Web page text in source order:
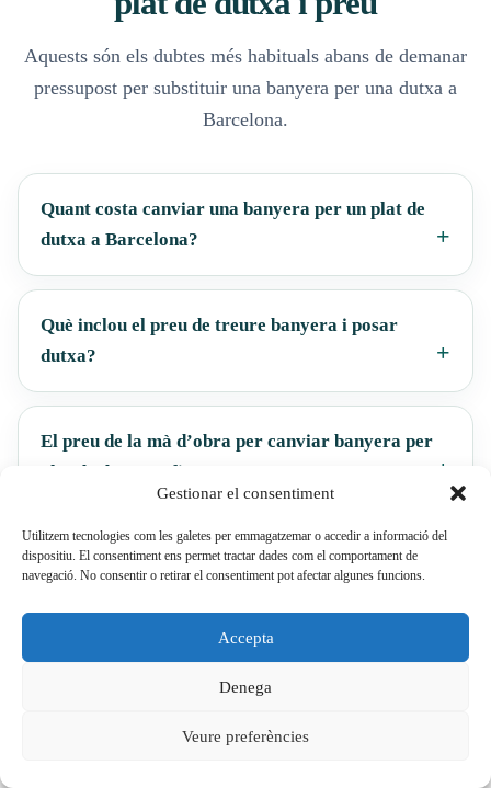
Gestionar el consentiment
Utilitzem tecnologies com les galetes per emmagatzemar o accedir a informació del
dispositiu. El consentiment ens permet tractar dades com el comportament de
navegació. No consentir o retirar el consentiment pot afectar algunes funcions.
Accepta
Denega
Veure preferències
Aquests són els dubtes més habituals abans de demanar
pressupost per substituir una banyera per una dutxa a
Barcelona.
Quant costa canviar una banyera per un plat de
dutxa a Barcelona?
Què inclou el preu de treure banyera i posar
dutxa?
El preu de la mà d’obra per canviar banyera per
plat de dutxa és fix?
Es pot canviar la banyera per dutxa en 24 o 48
hores?